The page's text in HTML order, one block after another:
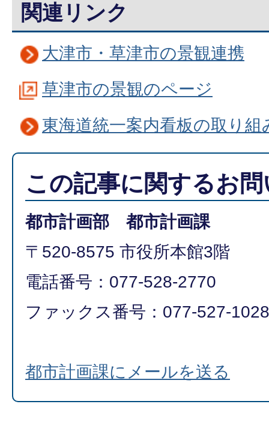
関連リンク
大津市・草津市の景観連携
草津市の景観のページ
東海道統一案内看板の取り組
この記事に関するお
都市計画部 都市計画課
〒520-8575 市役所本館3階
電話番号：077-528-2770
ファックス番号：077-527-1028
都市計画課にメールを送る